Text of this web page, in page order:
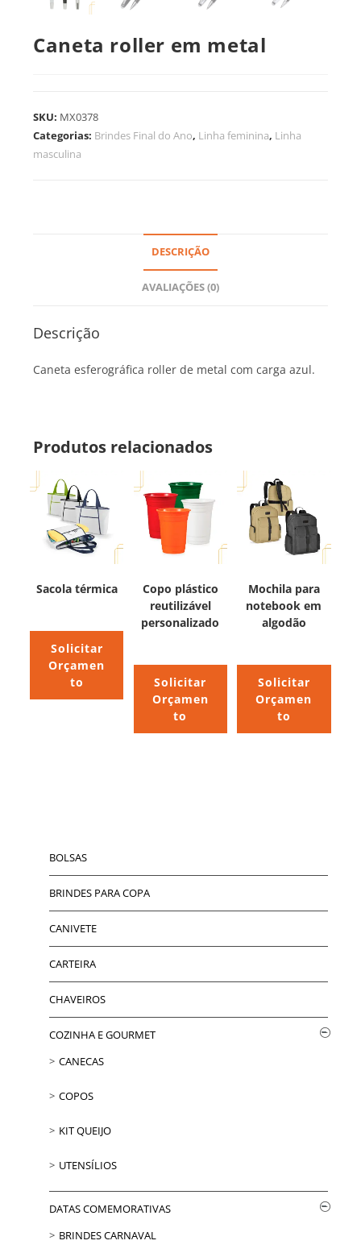
Caneta roller em metal
SKU: MX0378
Categorias: Brindes Final do Ano, Linha feminina, Linha
masculina
DESCRIÇÃO
AVALIAÇÕES (0)
Descrição
Caneta esferográfica roller de metal com carga azul.
Produtos relacionados
Sacola térmica
Solicitar
Orçamen
to
Copo plástico
reutilizável
personalizado
Solicitar
Orçamen
to
Mochila para
notebook em
algodão
Solicitar
Orçamen
to
BOLSAS
BRINDES PARA COPA
CANIVETE
CARTEIRA
CHAVEIROS
COZINHA E GOURMET
CANECAS
COPOS
KIT QUEIJO
UTENSÍLIOS
DATAS COMEMORATIVAS
BRINDES CARNAVAL